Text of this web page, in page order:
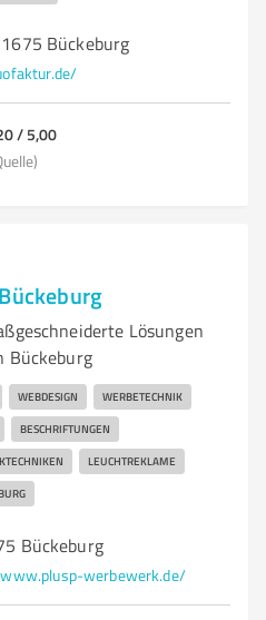
Bückeburg
/ 5,00
Lösungen
Bückeburg
WEBDESIGN WERBETECHNIK
BESCHRIFTUNGEN
LEUCHTREKLAME
Bückeburg
www.plusp-werbewerk.de/